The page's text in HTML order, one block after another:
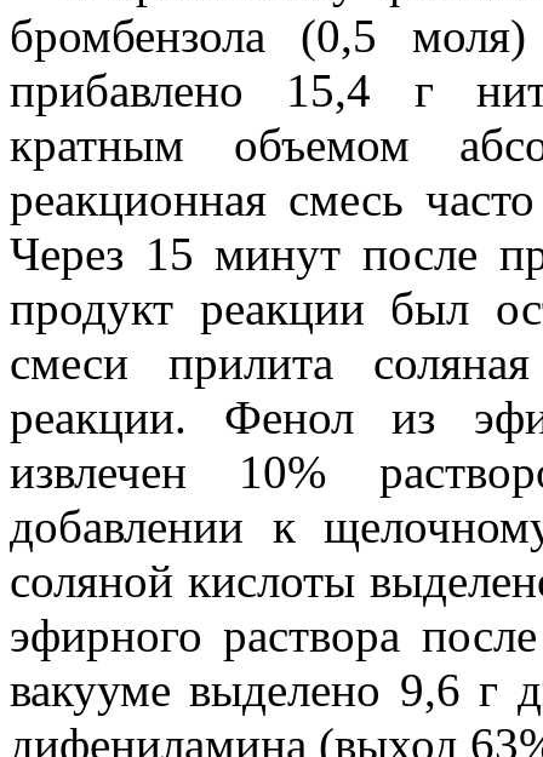
бромбензола (0,5
прибавлено 15,4 г
кратным объемом
реакционная смесь
Через 15 минут после
продукт реакции был
смеси прилита
реакции. Фенол из
извлечен 10%
добавлении к
соляной кислоты
эфирного раствора
вакууме выделено 9,6 г
дифениламина (выход